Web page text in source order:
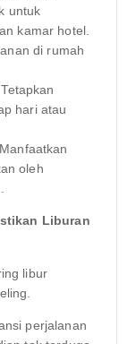
untuk
kamar hotel.
di rumah
Tetapkan
hari atau
Manfaatkan
oleh
Liburan
libur
perjalanan